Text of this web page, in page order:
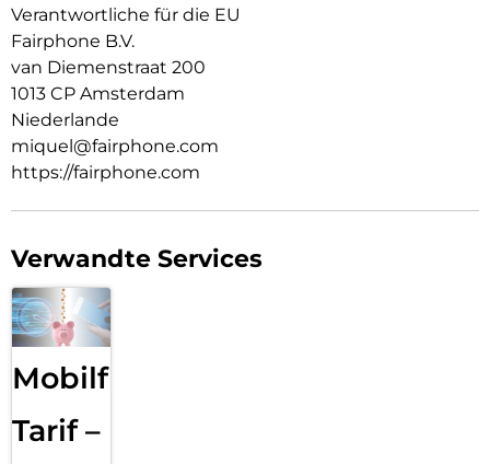
Verantwortliche für die EU
Fairphone B.V.
van Diemenstraat 200
1013 CP Amsterdam
Niederlande
miquel@fairphone.com
https://fairphone.com
Verwandte Services
Mobilfunk
Tarif –